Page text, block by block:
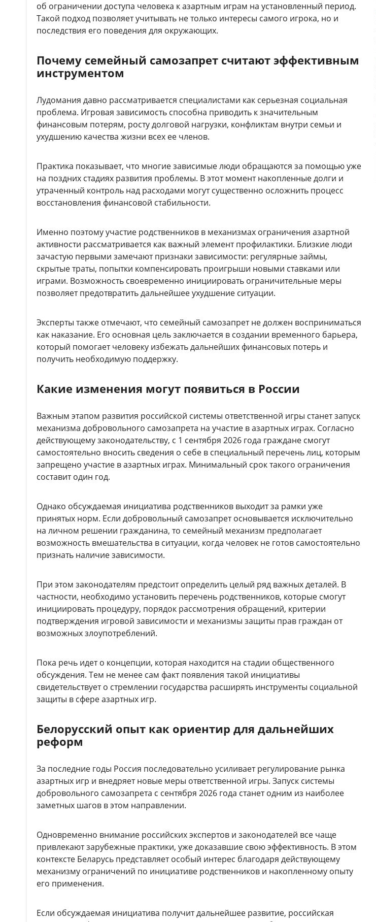
об ограничении доступа человека к азартным играм на установленный период.
Такой подход позволяет учитывать не только интересы самого игрока, но и
последствия его поведения для окружающих.
Почему семейный самозапрет считают эффективным
инструментом
Лудомания давно рассматривается специалистами как серьезная социальная
проблема. Игровая зависимость способна приводить к значительным
финансовым потерям, росту долговой нагрузки, конфликтам внутри семьи и
ухудшению качества жизни всех ее членов.
Практика показывает, что многие зависимые люди обращаются за помощью уже
на поздних стадиях развития проблемы. В этот момент накопленные долги и
утраченный контроль над расходами могут существенно осложнить процесс
восстановления финансовой стабильности.
Именно поэтому участие родственников в механизмах ограничения азартной
активности рассматривается как важный элемент профилактики. Близкие люди
зачастую первыми замечают признаки зависимости: регулярные займы,
скрытые траты, попытки компенсировать проигрыши новыми ставками или
играми. Возможность своевременно инициировать ограничительные меры
позволяет предотвратить дальнейшее ухудшение ситуации.
Эксперты также отмечают, что семейный самозапрет не должен восприниматься
как наказание. Его основная цель заключается в создании временного барьера,
который помогает человеку избежать дальнейших финансовых потерь и
получить необходимую поддержку.
Какие изменения могут появиться в России
Важным этапом развития российской системы ответственной игры станет запуск
механизма добровольного самозапрета на участие в азартных играх. Согласно
действующему законодательству, с 1 сентября 2026 года граждане смогут
самостоятельно вносить сведения о себе в специальный перечень лиц, которым
запрещено участие в азартных играх. Минимальный срок такого ограничения
составит один год.
Однако обсуждаемая инициатива родственников выходит за рамки уже
принятых норм. Если добровольный самозапрет основывается исключительно
на личном решении гражданина, то семейный механизм предполагает
возможность вмешательства в ситуации, когда человек не готов самостоятельно
признать наличие зависимости.
При этом законодателям предстоит определить целый ряд важных деталей. В
частности, необходимо установить перечень родственников, которые смогут
инициировать процедуру, порядок рассмотрения обращений, критерии
подтверждения игровой зависимости и механизмы защиты прав граждан от
возможных злоупотреблений.
Пока речь идет о концепции, которая находится на стадии общественного
обсуждения. Тем не менее сам факт появления такой инициативы
свидетельствует о стремлении государства расширять инструменты социальной
защиты в сфере азартных игр.
Белорусский опыт как ориентир для дальнейших
реформ
За последние годы Россия последовательно усиливает регулирование рынка
азартных игр и внедряет новые меры ответственной игры. Запуск системы
добровольного самозапрета с сентября 2026 года станет одним из наиболее
заметных шагов в этом направлении.
Одновременно внимание российских экспертов и законодателей все чаще
привлекают зарубежные практики, уже доказавшие свою эффективность. В этом
контексте Беларусь представляет особый интерес благодаря действующему
механизму ограничений по инициативе родственников и накопленному опыту
его применения.
Если обсуждаемая инициатива получит дальнейшее развитие, российская